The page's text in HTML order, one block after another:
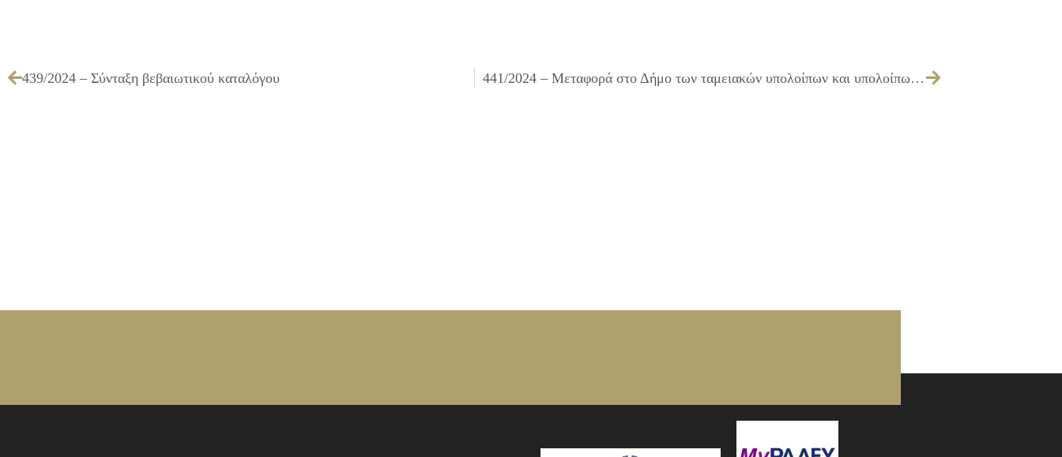
439/2024 – Σύνταξη βεβαιωτικού καταλόγου 441/2024 – Μεταφορά στο Δήμο των ταμειακών υπολοίπων και υπολοίπων τραπεζικών λογαριασμών των καταργούμενων νομικών προσώπων Σχολική Επιτροπή Πρωτοβάθμιας/Δευτεροβάθμιας εκπαίδευσης Δήμου Ιλίου καθώς και κλείσιμο αυτών των τραπεζικών λογαριασμών (Α.27 και Α.28 ν.5056/23)